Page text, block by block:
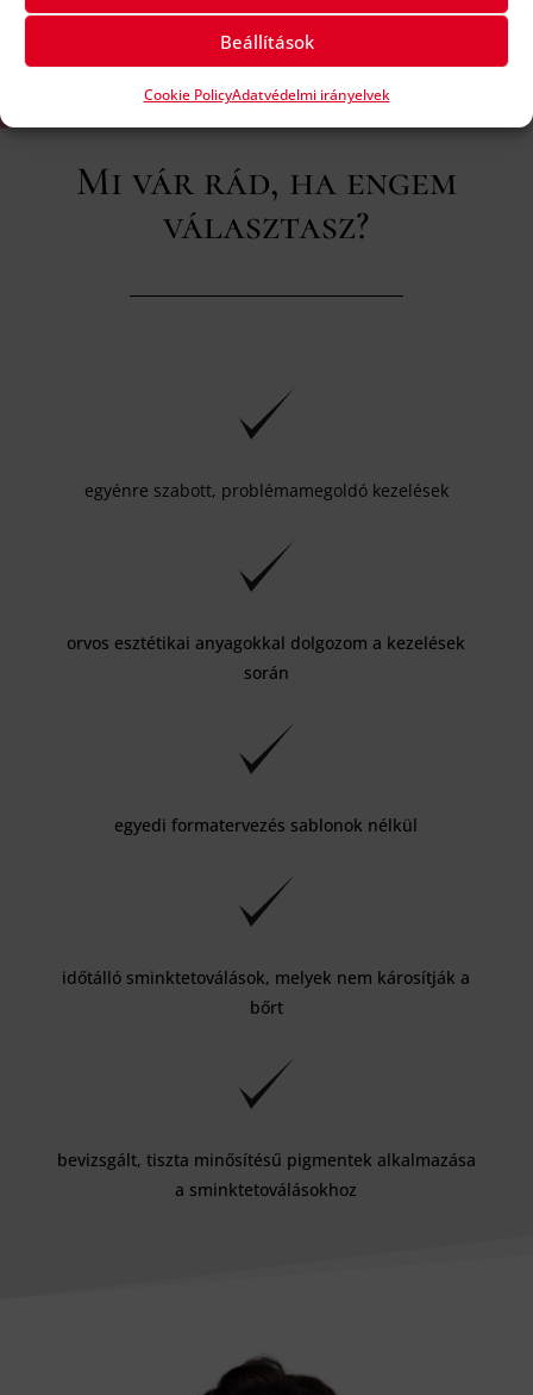
Beállítások
Cookie PolicyAdatvédelmi irányelvek
Mi vár rád, ha engem
választasz?
egyénre szabott, problémamegoldó kezelések
orvos esztétikai anyagokkal dolgozom a kezelések
során
egyedi formatervezés sablonok nélkül
időtálló sminktetoválások, melyek nem károsítják a
bőrt
bevizsgált, tiszta minősítésű pigmentek alkalmazása
a sminktetoválásokhoz